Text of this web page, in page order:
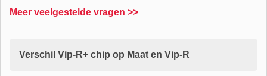
Meer veelgestelde vragen >>
Verschil Vip-R+ chip op Maat en Vip-R